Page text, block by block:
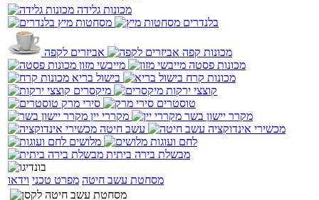
מכונות גלידה
בלנדרים
מסחטות מיץ
מכונות קפה
אביזרים לקפה
מכונות פסטה
מייבשי מזון
מכונות קרח
בישול בריא
קוצצי ירקות
מיקסרים
טוסטרים
סירי מרק
מקרר יישון בשר
מקררי יין
מכשירי אינדוקציה
עשב חיטה
לחם ועוגות
מלושים
מבשלת בירה ביתית
מסחטת עשב חיטה מפרט טכני וידאו